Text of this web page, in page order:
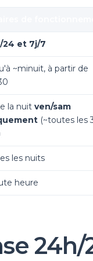
24 et 7j/7
~minuit, à partir de
la nuit ven/sam
(~toutes les
les nuits
heure